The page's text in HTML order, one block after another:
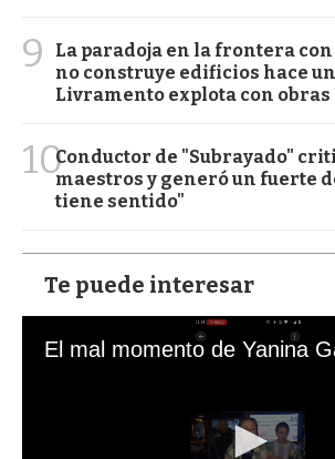
9
La paradoja en la frontera
no construye edificios hace
Livramento explota con obras
10Conductor de "Subrayado"
maestros y generó un fuerte
tiene sentido"
Te puede interesar